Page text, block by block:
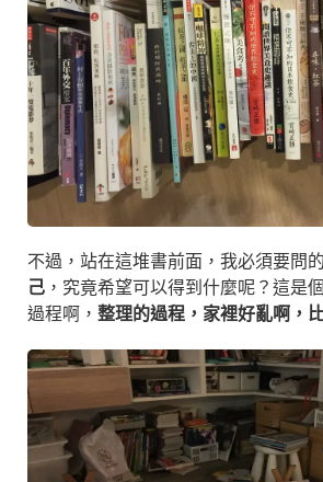
不過，站在這堆書前面，我必須要問
己 ，究竟希望可以得到什麼呢？這是
過程啊， 整理的過程，家裡好亂啊，